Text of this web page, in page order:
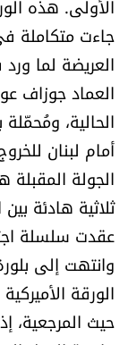
العالم
الصحافة
ثقافة
فصل من كتاب
اقرأ تضحك
كاميرا
الأولى. هذه
جاءت متكاملة
العريضة لما
العماد جوزاف
الحالية،
أمام لبنان
الجولة
ثلاثية هادئة
عقدت سلسلة
وانتهت إلى
الورقة
حيث المرجعية،